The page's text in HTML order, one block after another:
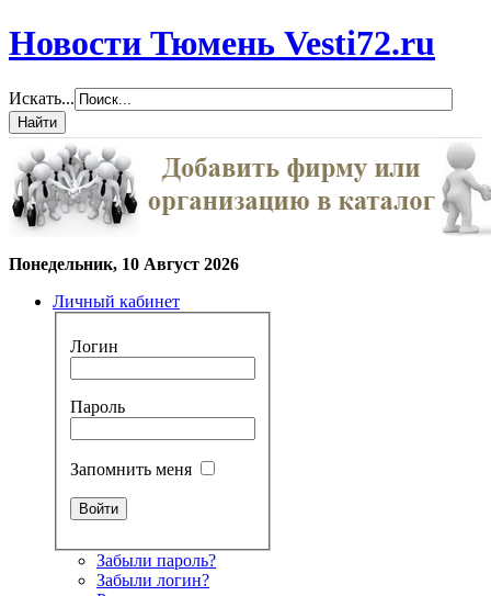
Новости Тюмень Vesti72.ru
Искать...
Понедельник, 10 Август 2026
Личный кабинет
Логин
Пароль
Запомнить меня
Забыли пароль?
Забыли логин?